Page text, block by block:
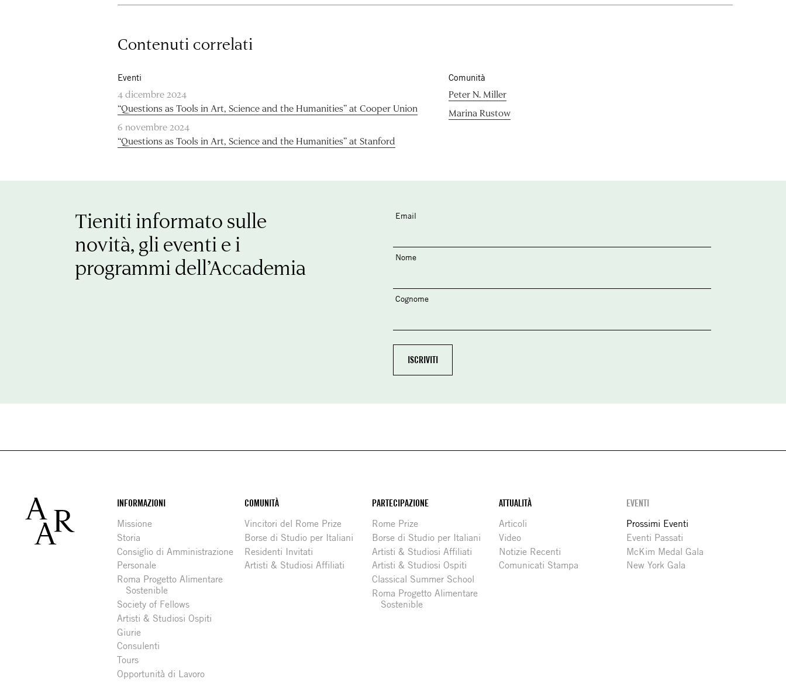
Contenuti correlati
Eventi
4 dicembre 2024
“Questions as Tools in Art, Science and the Humanities” at Cooper Union
6 novembre 2024
“Questions as Tools in Art, Science and the Humanities” at Stanford
Comunità
Peter N. Miller
Marina Rustow
Tieniti informato sulle
novità, gli eventi e i
programmi dell’Accademia
Email
Nome
Cognome
Footer
INFORMAZIONI
Missione
Storia
Consiglio di Amministrazione
Personale
Roma Progetto Alimentare
Sostenible
Society of Fellows
Artisti & Studiosi Ospiti
Giurie
Consulenti
Tours
Opportunità di Lavoro
COMUNITÀ
Vincitori del Rome Prize
Borse di Studio per Italiani
Residenti Invitati
Artisti & Studiosi Affiliati
PARTECIPAZIONE
Rome Prize
Borse di Studio per Italiani
Artisti & Studiosi Affiliati
Artisti & Studiosi Ospiti
Classical Summer School
Roma Progetto Alimentare
Sostenible
ATTUALITÀ
Articoli
Video
Notizie Recenti
Comunicati Stampa
EVENTI
Prossimi Eventi
Eventi Passati
McKim Medal Gala
New York Gala